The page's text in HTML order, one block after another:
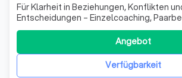
Für Klarheit in Beziehungen, Konflikten
Entscheidungen – Einzelcoaching,
Konfliktklärung für Menschen in
Verfügbarkeit
Angebot